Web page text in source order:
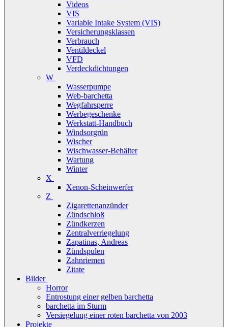
Videos
VIS
Variable Intake System (VIS)
Versicherungsklassen
Verbrauch
Ventildeckel
VFD
Verdeckdichtungen
W
Wasserpumpe
Web-barchetta
Wegfahrsperre
Werbegeschenke
Werkstatt-Handbuch
Windsorgrün
Wischer
Wischwasser-Behälter
Wartung
Winter
X
Xenon-Scheinwerfer
Z
Zigarettenanzünder
Zündschloß
Zündkerzen
Zentralverriegelung
Zapatinas, Andreas
Zündspulen
Zahnriemen
Zitate
Bilder
Horror
Entrostung einer gelben barchetta
barchetta im Sturm
Versiegelung einer roten barchetta von 2003
Projekte